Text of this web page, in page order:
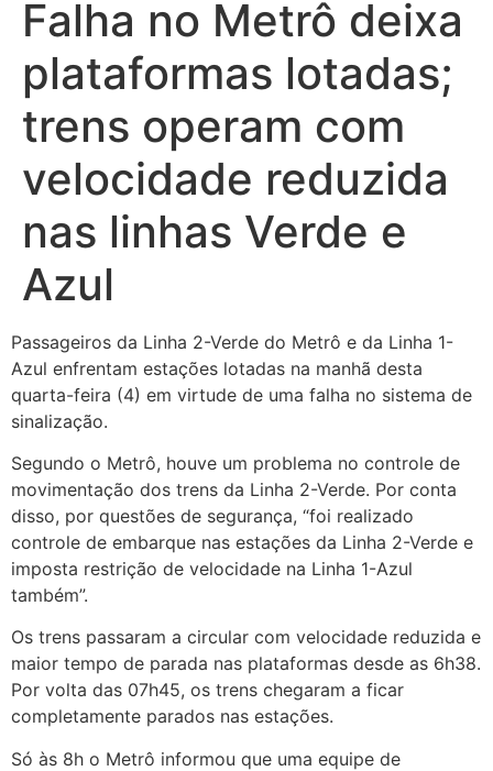
Falha no Metrô deixa
plataformas lotadas;
trens operam com
velocidade reduzida
nas linhas Verde e
Azul
Passageiros da Linha 2-Verde do Metrô e da Linha 1-
Azul enfrentam estações lotadas na manhã desta
quarta-feira (4) em virtude de uma falha no sistema de
sinalização.
Segundo o Metrô, houve um problema no controle de
movimentação dos trens da Linha 2-Verde. Por conta
disso, por questões de segurança, “foi realizado
controle de embarque nas estações da Linha 2-Verde e
imposta restrição de velocidade na Linha 1-Azul
também”.
Os trens passaram a circular com velocidade reduzida e
maior tempo de parada nas plataformas desde as 6h38.
Por volta das 07h45, os trens chegaram a ficar
completamente parados nas estações.
Só às 8h o Metrô informou que uma equipe de